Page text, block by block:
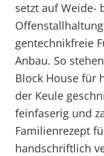
setzt auf Weide-
gentechnikfreie
Anbau. So
Block House für
der Keule
feinfaserig und
Familienrezept
handschriftlich